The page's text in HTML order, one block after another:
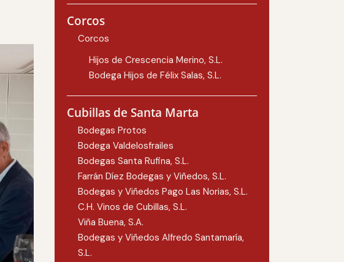
Corcos
Corcos
Hijos de Crescencia Merino, S.L.
Bodega Hijos de Félix Salas, S.L.
Cubillas de Santa Marta
Bodegas Protos
Bodega Valdelosfrailes
Bodegas Santa Rufina, S.L.
Farrán Díez Bodegas y Viñedos, S.L.
Bodegas y Viñedos Pago Las Norias, S.L.
C.H. Vinos de Cubillas, S.L.
Viña Buena, S.A.
Bodegas y Viñedos Alfredo Santamaría,
S.L.